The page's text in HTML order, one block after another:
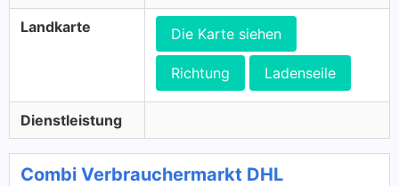
Landkarte Die Karte siehen
Richtung Ladenseile
Dienstleistung
Combi Verbrauchermarkt DHL